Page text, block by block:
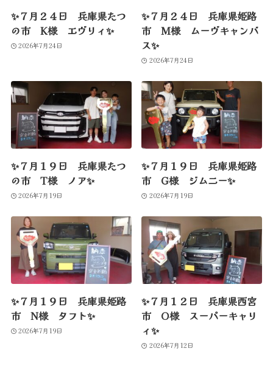
✨７月２４日 兵庫県たつ
の市 K様 エヴリィ✨
2026年7月24日
✨７月２４日 兵庫県姫路
市 M様 ムーヴキャンバ
ス✨
2026年7月24日
✨７月１９日 兵庫県たつ
の市 T様 ノア✨
2026年7月19日
✨７月１９日 兵庫県姫路
市 G様 ジムニー✨
2026年7月19日
✨７月１９日 兵庫県姫路
市 N様 タフト✨
2026年7月19日
✨７月１２日 兵庫県西宮
市 O様 スーパーキャリ
ィ✨
2026年7月12日